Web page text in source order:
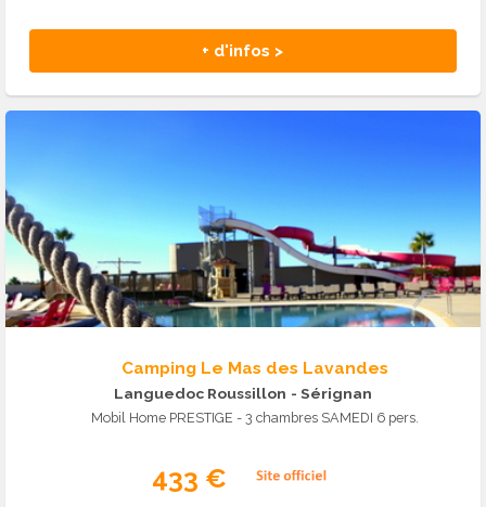
+ d'infos >
Camping Le Mas des Lavandes
Languedoc Roussillon - Sérignan
Mobil Home PRESTIGE - 3 chambres SAMEDI 6 pers.
433 €